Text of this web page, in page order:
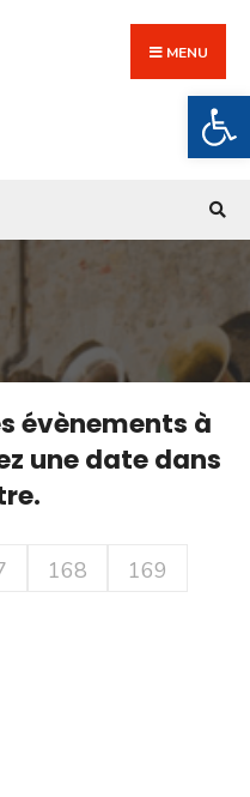
MENU
évènements à
une date dans
168 169